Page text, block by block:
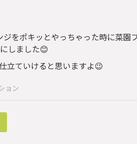
をポキッとやっちゃった時に菜園
しました😊
立ていけると思いますよ😉
ョン